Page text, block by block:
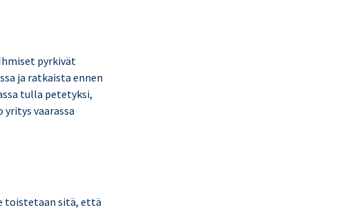
pyrkivät
ja ratkaista ennen
tulla petetyksi,
vaarassa
toistetaan sitä, että